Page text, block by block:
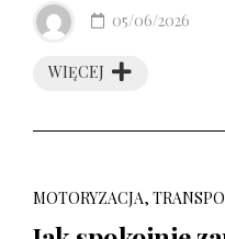
WIĘCEJ
05/06/2026
MOTORYZACJA,